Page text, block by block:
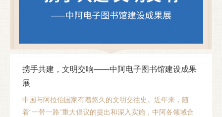
携手共建，文明交响——中阿电子图书馆建设成果
展
中国与阿拉伯国家有着悠久的文明交往史。近年来，随
着“一带一路”重大倡议的提出和深入实施，中阿各领域合